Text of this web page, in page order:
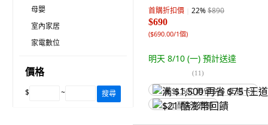
母嬰
室內家居
家電數位
價格
$ ~ 搜尋
首購折扣價 22%$890
$690
($690.00/1個)
明天 8/10 (一) 預計送達
(11)
满 $1,500 再省 $75 (王道卡)
$21 酷澎幣回饋